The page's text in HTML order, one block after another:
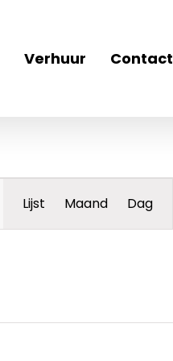
Verhuur Contact
weergaven
navigatie
Lijst Maand Dag